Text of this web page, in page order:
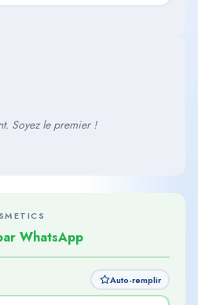
Soyez le premier !
WhatsApp
Auto-remplir